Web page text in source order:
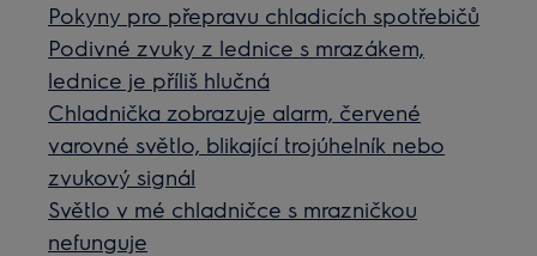
Pokyny pro přepravu chladicích spotřebičů
Podivné zvuky z lednice s mrazákem,
lednice je příliš hlučná
Chladnička zobrazuje alarm, červené
varovné světlo, blikající trojúhelník nebo
zvukový signál
Světlo v mé chladničce s mrazničkou
nefunguje